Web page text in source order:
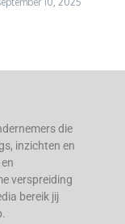
die
inzichten en
verspreiding
bereik jij